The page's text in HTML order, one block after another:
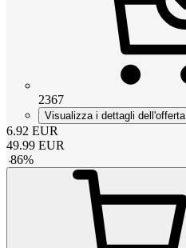
2367
Visualizza i dettagli dell'offerta
6.92 EUR
49.99 EUR
-86%